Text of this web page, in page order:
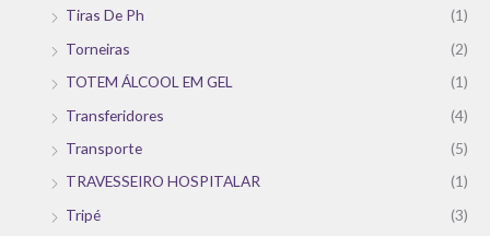
Tiras De Ph
(1)
Torneiras
(2)
TOTEM ÁLCOOL EM GEL
(1)
Transferidores
(4)
Transporte
(5)
TRAVESSEIRO HOSPITALAR
(1)
Tripé
(3)